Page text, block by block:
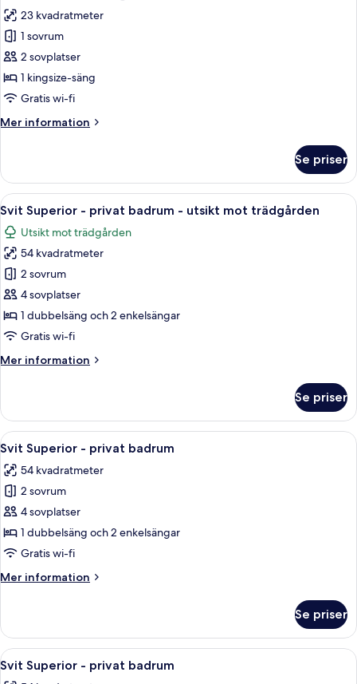
foton
för
Basic
dubbelrum
-
badrum
23 kvadratmeter
1 sovrum
2 sovplatser
1 kingsize-säng
Gratis wi-fi
Mer information
Mer
dubbelrum
eget
badrum
Se priser
Öppna
alla
foton
för
Svit
Superior
-
privat
-
trädgården
En snyggt bäddad säng med en
16
Svit Superior - privat badrum - utsikt mot trädgården
Utsikt mot trädgården
54 kvadratmeter
2 sovrum
4 sovplatser
1 dubbelsäng och 2 enkelsängar
Gratis wi-fi
Mer information
Mer
Superior
privat
utsikt
mot
trädgården
Se priser
Öppna
alla
foton
för
Svit
Superior
-
badrum
En snyggt bäddad säng med vita
26
Svit Superior - privat badrum
54 kvadratmeter
2 sovrum
4 sovplatser
1 dubbelsäng och 2 enkelsängar
Gratis wi-fi
Mer information
Mer
Superior
privat
Se priser
Öppna
alla
En snyggt bäddad säng med vita
20
Svit Superior - privat badrum